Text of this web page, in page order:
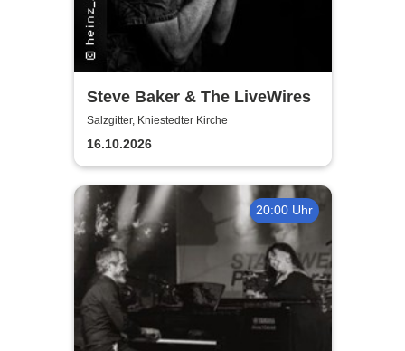
Steve Baker & The LiveWires
Salzgitter, Kniestedter Kirche
16.10.2026
20:00 Uhr